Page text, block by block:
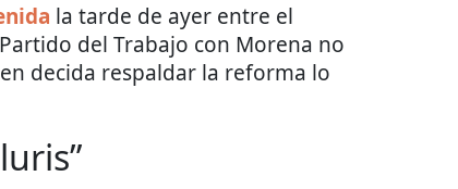
la tarde de ayer entre el
del Trabajo con Morena no
decida respaldar la reforma lo